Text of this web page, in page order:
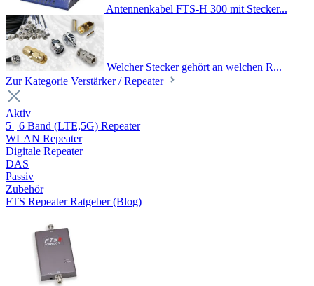
Antennenkabel FTS-H 300 mit Stecker...
Welcher Stecker gehört an welchen R...
Zur Kategorie Verstärker / Repeater
Aktiv
5 | 6 Band (LTE,5G) Repeater
WLAN Repeater
Digitale Repeater
DAS
Passiv
Zubehör
FTS Repeater Ratgeber (Blog)